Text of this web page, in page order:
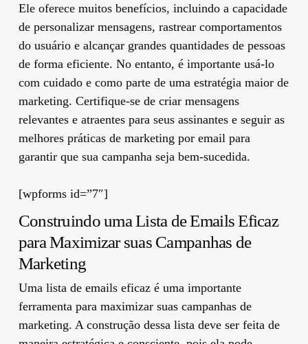
Ele oferece muitos benefícios, incluindo a capacidade
de personalizar mensagens, rastrear comportamentos
do usuário e alcançar grandes quantidades de pessoas
de forma eficiente. No entanto, é importante usá-lo
com cuidado e como parte de uma estratégia maior de
marketing. Certifique-se de criar mensagens
relevantes e atraentes para seus assinantes e seguir as
melhores práticas de marketing por email para
garantir que sua campanha seja bem-sucedida.
[wpforms id=”7″]
Construindo uma Lista de Emails Eficaz
para Maximizar suas Campanhas de
Marketing
Uma lista de emails eficaz é uma importante
ferramenta para maximizar suas campanhas de
marketing. A construção dessa lista deve ser feita de